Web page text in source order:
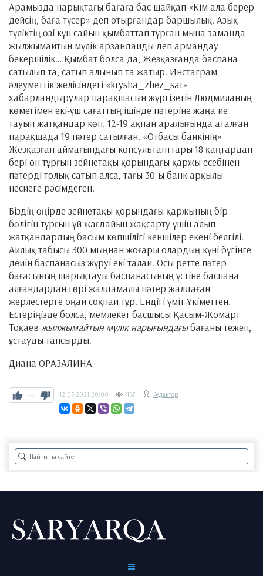
Арамызда нарықтағы бағаға бас шайқап «Кім ала берер
дейсің, баға түсер» деп отырғандар баршылық. Азық-
түліктің өзі күн сайын қымбаттап тұрған мына заманда
жылжымайтын мүлік арзандайды деп армандау
бекершілік… Қымбат болса да, Жезқазғанда баспана
сатылып та, сатып алынып та жатыр. Инстаграм
әлеуметтік желісіндегі «krysha_zhez_sat»
хабарландырулар парақшасын жүргізетін Людмиланың
көмегімен екі-үш сағаттың ішінде пәтеріне жаңа ие
тауып жатқандар көп. 12-19 ақпан аралығында аталған
парақшада 19 пәтер сатылған. «Отбасы банкінің»
Жезқазған аймағындағы консультанттары 18 қаңтардан
бері он тұрғын зейнетақы қорындағы қаржы есебінен
пәтерді толық сатып алса, тағы 30-ы банк арқылы
несиеге рәсімдеген.
Біздің өңірде зейнетақы қорындағы қаржының бір
бөлігін тұрғын үй жағдайын жақсарту үшін алып
жатқандардың басым көпшілігі кеншілер екені белгілі.
Айлық табысы 300 мыңнан жоғары олардың күні бүгінге
дейін баспанасыз жүруі екі талай. Осы ретте пәтер
бағасының шарықтауы баспанасының үстіне баспана
алғандардан гөрі жалдамалы пәтер жалдаған
жерлестерге оңай соқпай тұр. Ендігі үміт Үкіметтен.
Естеріңізде болса, мемлекет басшысы Қасым-Жомарт
Тоқаев жылжымайтын мүлік нарығындағыбағаны тежеп,
ұстауды тапсырды.
Диана ОРАЗАЛИНА
— 12.03.2021 20:00 1167 Редактор